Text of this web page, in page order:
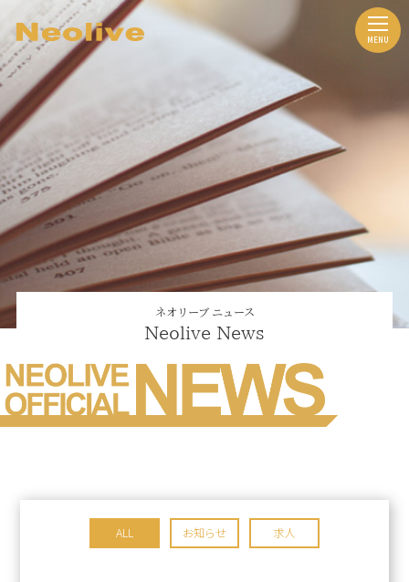
ネオリーブ ニュース
Neolive News
ALL お知らせ 求人